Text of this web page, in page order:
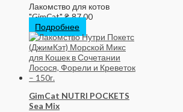
Лакомство для котов
"GimCat"₴ 87.00
Подробнее
GimCat NUTRI POCKETS
Sea Mix